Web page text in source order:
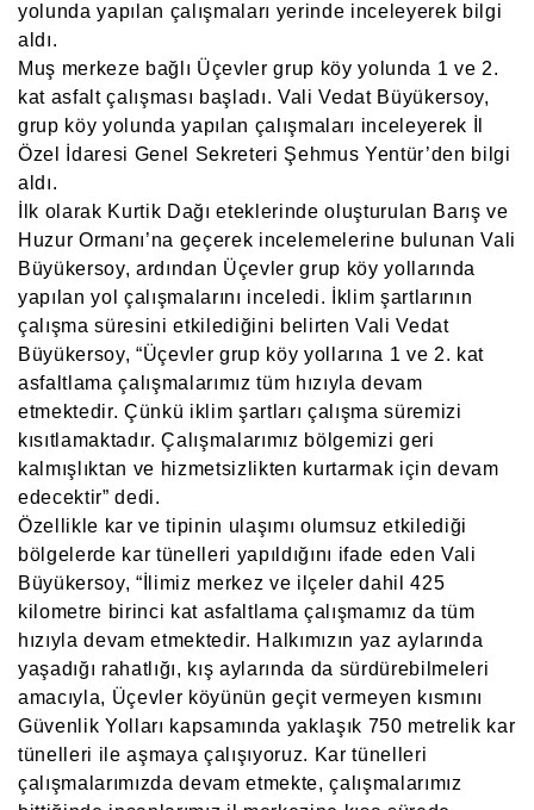
yolunda yapılan çalışmaları yerinde inceleyerek bilgi
aldı.
Muş merkeze bağlı Üçevler grup köy yolunda 1 ve 2.
kat asfalt çalışması başladı. Vali Vedat Büyükersoy,
grup köy yolunda yapılan çalışmaları inceleyerek İl
Özel İdaresi Genel Sekreteri Şehmus Yentür’den bilgi
aldı.
İlk olarak Kurtik Dağı eteklerinde oluşturulan Barış ve
Huzur Ormanı’na geçerek incelemelerine bulunan Vali
Büyükersoy, ardından Üçevler grup köy yollarında
yapılan yol çalışmalarını inceledi. İklim şartlarının
çalışma süresini etkilediğini belirten Vali Vedat
Büyükersoy, “Üçevler grup köy yollarına 1 ve 2. kat
asfaltlama çalışmalarımız tüm hızıyla devam
etmektedir. Çünkü iklim şartları çalışma süremizi
kısıtlamaktadır. Çalışmalarımız bölgemizi geri
kalmışlıktan ve hizmetsizlikten kurtarmak için devam
edecektir” dedi.
Özellikle kar ve tipinin ulaşımı olumsuz etkilediği
bölgelerde kar tünelleri yapıldığını ifade eden Vali
Büyükersoy, “İlimiz merkez ve ilçeler dahil 425
kilometre birinci kat asfaltlama çalışmamız da tüm
hızıyla devam etmektedir. Halkımızın yaz aylarında
yaşadığı rahatlığı, kış aylarında da sürdürebilmeleri
amacıyla, Üçevler köyünün geçit vermeyen kısmını
Güvenlik Yolları kapsamında yaklaşık 750 metrelik kar
tünelleri ile aşmaya çalışıyoruz. Kar tünelleri
çalışmalarımızda devam etmekte, çalışmalarımız